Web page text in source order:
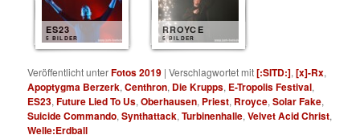
ES23
5 BILDER
RROYCE
5 BILDER
Veröffentlicht unterFotos 2019 |Verschlagwortet mit[:SITD:],[x]-Rx,
Apoptygma Berzerk,Centhron, Die Krupps, E-Tropolis Festival,
ES23,Future Lied To Us,Oberhausen, Priest, Rroyce,Solar Fake,
Suicide Commando,Synthattack,Turbinenhalle,Velvet Acid Christ,
Welle:Erdball